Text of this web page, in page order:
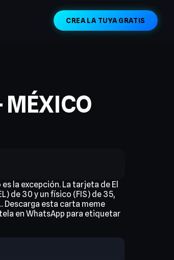
CREA LA TUYA GRATIS
MÉXICO
la excepción. La tarjeta de El
de 30 y un físico (FIS) de 35,
Descarga esta carta meme
en WhatsApp para etiquetar